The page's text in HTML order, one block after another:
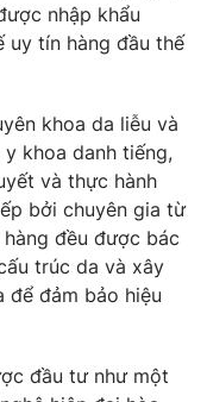
nhập khẩu
uy tín hàng đầu thế
khoa da liễu và
khoa danh tiếng,
và thực hành
bởi chuyên gia từ
đều được bác
trúc da và xây
để đảm bảo hiệu
đầu tư như một